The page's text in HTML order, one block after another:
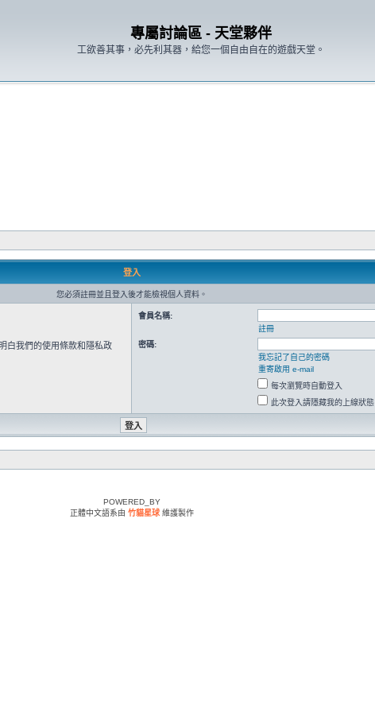
專屬討論區 - 天堂夥伴
工欲善其事，必先利其器，給您一個自由自在的遊戲天堂。
登入
您必須註冊並且登入後才能檢視個人資料。
白我們的使用條款和隱私政
會員名稱:
註冊
密碼:
我忘記了自己的密碼
重寄啟用 e-mail
每次瀏覽時自動登入
此次登入請隱藏我的上線狀態
POWERED_BY
正體中文語系由 竹貓星球 維護製作